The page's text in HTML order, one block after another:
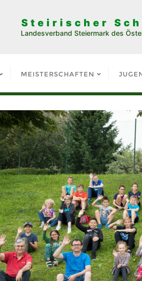
Steirischer
Landesverband Steiermark des
MEISTERSCHAFTEN